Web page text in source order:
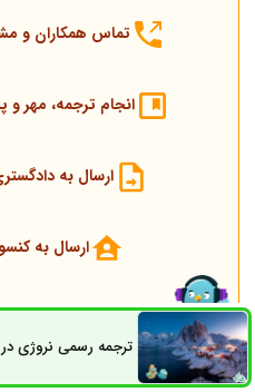
تماس همکاران و
انجام ترجمه، مهر
ارسال به
ارسال به
تحویل
شایان توجه است پشتیبان
ترجمه رسمی نروژیراه های ارتباطی